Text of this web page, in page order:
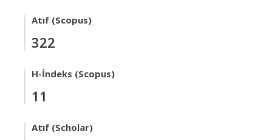
Atıf (Scopus)
322
H-İndeks (Scopus)
11
Atıf (Scholar)